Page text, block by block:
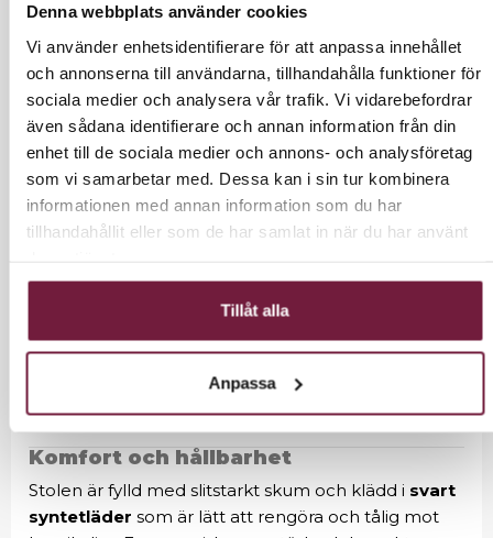
Denna webbplats använder cookies
Vi använder enhetsidentifierare för att anpassa innehållet
och annonserna till användarna, tillhandahålla funktioner för
sociala medier och analysera vår trafik. Vi vidarebefordrar
även sådana identifierare och annan information från din
enhet till de sociala medier och annons- och analysföretag
som vi samarbetar med. Dessa kan i sin tur kombinera
informationen med annan information som du har
tillhandahållit eller som de har samlat in när du har använt
Tillåt alla
Anpassa
vinklade ryggstödet ger optimalt stöd för klienten,
och det svarta plastskyddet skyddar mot kylig
keramik, vilket skapar enbehaglig
tvättupplevelse.
Praktiska funktioner
Blandare med varmt och kallt vatten för exakt
temperaturkontroll.
Avtappningsplugg med sil förhöga
hygienstandarder.
Diskret vattenanslutning i basen för ett stilrent och
organiserat utseende.
Komfort och hållbarhet
Stolen är fylld med slitstarkt skum och klädd i svart
syntetläder som är lätt att rengöra och tålig mot